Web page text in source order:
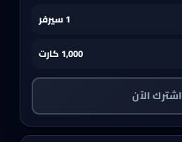
1 سيرفر
1,000 كارت
اشترك الآن